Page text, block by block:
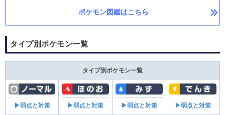
ポケモン図鑑はこちら
タイプ別ポケモン一覧
タイプ別ポケモン一覧
▶弱点と対策 ▶弱点と対策 ▶弱点と対策 ▶弱点と対策